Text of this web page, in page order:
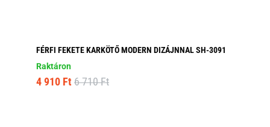
FÉRFI FEKETE KARKÖTŐ MODERN DIZÁJNNAL SH-3091
Raktáron
4 910 Ft 6 710 Ft